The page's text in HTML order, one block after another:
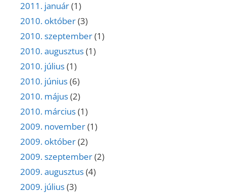
2011. január(1)
2010. október(3)
2010. szeptember(1)
2010. augusztus(1)
2010. július(1)
2010. június(6)
2010. május(2)
2010. március(1)
2009. november(1)
2009. október(2)
2009. szeptember(2)
2009. augusztus(4)
2009. július(3)